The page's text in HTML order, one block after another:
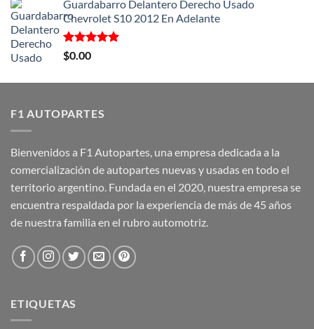
Guardabarro Delantero Derecho Usado
Chevrolet S10 2012 En Adelante
Valorado
con
$0.00
F1 AUTOPARTES
Bienvenidos a F1 Autopartes, una empresa dedicada a la
comercialización de autopartes nuevas y usadas en todo el
territorio argentino. Fundada en el 2020, nuestra empresa se
encuentra respaldada por la experiencia de más de 45 años
de nuestra familia en el rubro automotriz.
ETIQUETAS